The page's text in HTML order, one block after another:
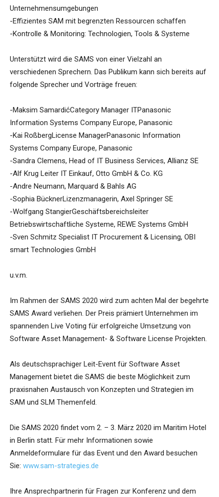
Unternehmensumgebungen
-Effizientes SAM mit begrenzten Ressourcen schaffen
-Kontrolle & Monitoring: Technologien, Tools & Systeme
Unterstützt wird die SAMS von einer Vielzahl an
verschiedenen Sprechern. Das Publikum kann sich bereits auf
folgende Sprecher und Vorträge freuen:
-Maksim SamardićCategory Manager ITPanasonic
Information Systems Company Europe, Panasonic
-Kai RoßbergLicense ManagerPanasonic Information
Systems Company Europe, Panasonic
-Sandra Clemens, Head of IT Business Services, Allianz SE
-Alf Krug Leiter IT Einkauf, Otto GmbH & Co. KG
-Andre Neumann, Marquard & Bahls AG
-Sophia BücknerLizenzmanagerin, Axel Springer SE
-Wolfgang StangierGeschäftsbereichsleiter
Betriebswirtschaftliche Systeme, REWE Systems GmbH
-Sven Schmitz Specialist IT Procurement & Licensing, OBI
smart Technologies GmbH
u.v.m.
Im Rahmen der SAMS 2020 wird zum achten Mal der begehrte
SAMS Award verliehen. Der Preis prämiert Unternehmen im
spannenden Live Voting für erfolgreiche Umsetzung von
Software Asset Management- & Software License Projekten.
Als deutschsprachiger Leit-Event für Software Asset
Management bietet die SAMS die beste Möglichkeit zum
praxisnahen Austausch von Konzepten und Strategien im
SAM und SLM Themenfeld.
Die SAMS 2020 findet vom 2. – 3. März 2020 im Maritim Hotel
in Berlin statt. Für mehr Informationen sowie
Anmeldeformulare für das Event und den Award besuchen
Sie: www.sam-strategies.de
Ihre Ansprechpartnerin für Fragen zur Konferenz und dem